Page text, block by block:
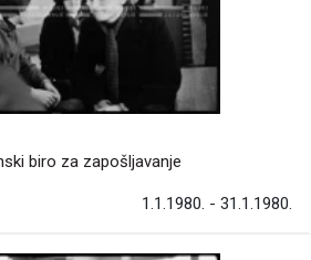
biro za zapošljavanje
1.1.1980. - 31.1.1980.